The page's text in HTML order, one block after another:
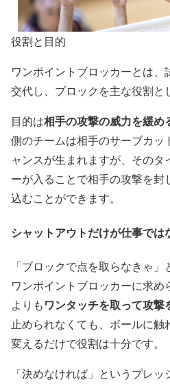
役割と目的
ワンポイントブロッカーとは、
交代し、ブロックを主な役割と
目的は相手の攻撃の威力を緩め
側のチームは相手のサーブカッ
ャンスが生まれますが、そのタ
ーが入ることで相手の攻撃を封
込むことができます。
シャットアウトだけが仕事では
「ブロックで点を取らなきゃ」
ワンポイントブロッカーに求め
よりもワンタッチを取って攻撃
止められなくても、ボールに
変えるだけで役割は十分です。
「決めなければ」というプレ